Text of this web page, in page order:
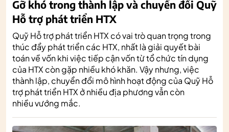
Gỡ khó trong thành lập và chuyển đổi Quỹ
Hỗ trợ phát triển HTX
Quỹ Hỗ trợ phát triển HTX có vai trò quan trọng trong
thúc đẩy phát triển các HTX, nhất là giải quyết bài
toán về vốn khi việc tiếp cận vốn từ tổ chức tín dụng
của HTX còn gặp nhiều khó khăn. Vậy nhưng, việc
thành lập, chuyển đổi mô hình hoạt động của Quỹ Hỗ
trợ phát triển HTX ở nhiều địa phương vẫn còn
nhiều vướng mắc.